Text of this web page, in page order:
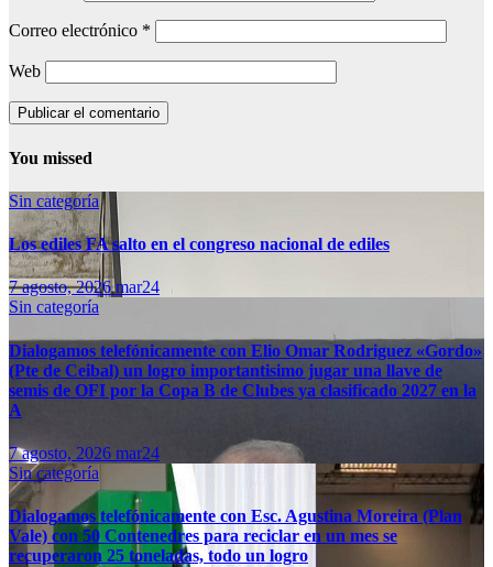
Correo electrónico *
Web
You missed
Sin categoría
Los ediles FA salto en el congreso nacional de ediles
7 agosto, 2026mar24
Sin categoría
Dialogamos telefónicamente con Elio Omar Rodriguez «Gordo»
(Pte de Ceibal) un logro importantisimo jugar una llave de
semis de OFI por la Copa B de Clubes ya clasificado 2027 en la
A
7 agosto, 2026 mar24
Sin categoría
Dialogamos telefónicamente con Esc. Agustina Moreira (Plan
Vale) con 50 Contenedres para reciclar en un mes se
recuperaron 25 toneladas, todo un logro